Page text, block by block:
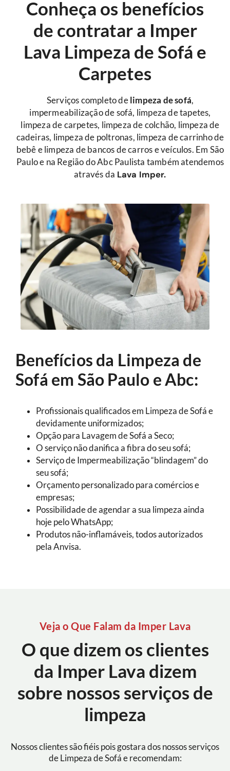
Conheça os benefícios
de contratar a Imper
Lava Limpeza de Sofá e
Carpetes
Serviços completo de limpeza de sofá,
impermeabilização de sofá, limpeza de tapetes,
limpeza de carpetes, limpeza de colchão, limpeza de
cadeiras, limpeza de poltronas, limpeza de carrinho de
bebê e limpeza de bancos de carros e veículos. Em São
Paulo e na Região do Abc Paulista também atendemos
através da Lava Imper.
Benefícios da Limpeza de
Sofá em São Paulo e Abc:
Profissionais qualificados em Limpeza de Sofá e
devidamente uniformizados;
Opção para Lavagem de Sofá a Seco;
O serviço não danifica a fibra do seu sofá;
Serviço de Impermeabilização “blindagem” do
seu sofá;
Orçamento personalizado para comércios e
empresas;
Possibilidade de agendar a sua limpeza ainda
hoje pelo WhatsApp;
Produtos não-inflamáveis, todos autorizados
pela Anvisa.
Veja o Que Falam da Imper Lava
O que dizem os clientes
da Imper Lava dizem
sobre nossos serviços de
limpeza
Nossos clientes são fiéis pois gostara dos nossos serviços
de Limpeza de Sofá e recomendam: